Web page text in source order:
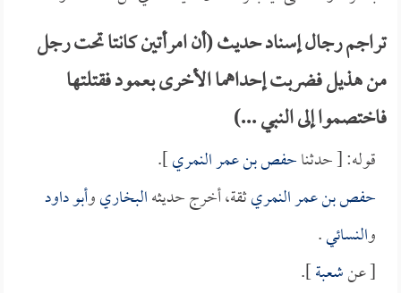
تراجم رجال إسناد حديث (أن امرأتين كانتا تحت رجل
من هذيل فضربت إحداهما الأخرى بعمود فقتلتها
فاختصموا إلى النبي ...)
قوله: [ حدثناحفص بن عمر النمري].
حفص بن عمر النمريثقة، أخرج حديثهالبخاريوأبو داود
والنسائي.
[ عنشعبة].